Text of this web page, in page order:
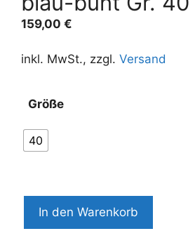
159,00 €
inkl. MwSt., zzgl. Versand
Größe
40
Swing
In den Warenkorb